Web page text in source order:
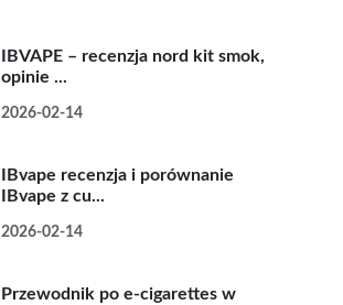
IBVAPE – recenzja nord kit smok,
opinie ...
2026-02-14
IBvape recenzja i porównanie
IBvape z cu...
2026-02-14
Przewodnik po e-cigarettes w